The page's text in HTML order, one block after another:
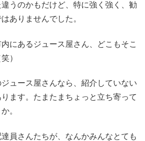
うのかもだけど、特に強く強く、勧
ありませんでした。
にあるジュース屋さん、どこもそこ
）
ュース屋さんなら、紹介していない
ます。たまたまちょっと立ち寄って
。
員さんたちが、なんかみんなとても